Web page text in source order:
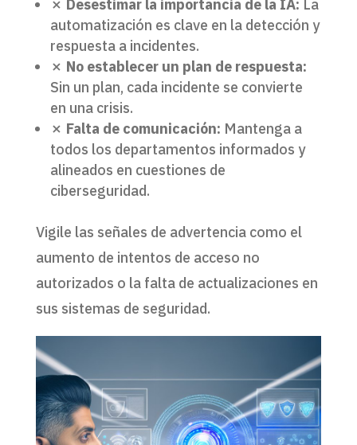
✗ Desestimar la importancia de la IA: La
automatización es clave en la detección y
respuesta a incidentes.
✗ No establecer un plan de respuesta:
Sin un plan, cada incidente se convierte
en una crisis.
✗ Falta de comunicación: Mantenga a
todos los departamentos informados y
alineados en cuestiones de
ciberseguridad.
Vigile las señales de advertencia como el
aumento de intentos de acceso no
autorizados o la falta de actualizaciones en
sus sistemas de seguridad.